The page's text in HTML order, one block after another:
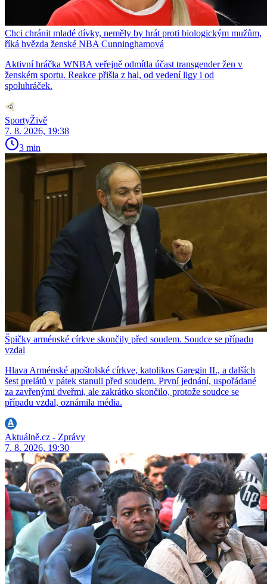
Chci chránit mladé dívky, neměly by hrát proti biologickým mužům,
říká hvězda ženské NBA Cunninghamová
Aktivní hráčka WNBA veřejně odmítla účast transgender žen v
ženském sportu. Reakce přišla z hal, od vedení ligy i od
spoluhráček.
SportyŽivě
7. 8. 2026, 19:38
3 min
Špičky arménské církve skončily před soudem. Soudce se případu
vzdal
Hlava Arménské apoštolské církve, katolikos Garegin II., a dalších
šest prelátů v pátek stanuli před soudem. První jednání, uspořádané
za zavřenými dveřmi, ale zakrátko skončilo, protože soudce se
případu vzdal, oznámila média.
Aktuálně.cz - Zprávy
7. 8. 2026, 19:30